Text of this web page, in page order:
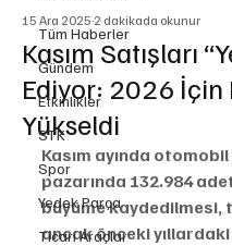
Tüm Haberler
Gündem
Etkinlikler
STK
Spor
Yedek Parça
Ticari Araçlar
Kasım Satışları
Ediyor: 2026 İçin
Yükseldi
15 Ara 2025 2 dakikada okunur
Kasım ayında
pazarında 132.984
büyüme kaydedilmesi,
ancak önceki yıllardaki